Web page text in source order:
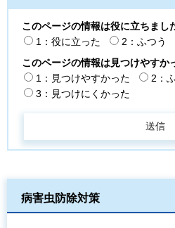
このページの情報は役に立ちまし
1：役に立った
2：ふつう
このページの情報は見つけやすか
1：見つけやすかった
2：
3：見つけにくかった
病害虫防除対策